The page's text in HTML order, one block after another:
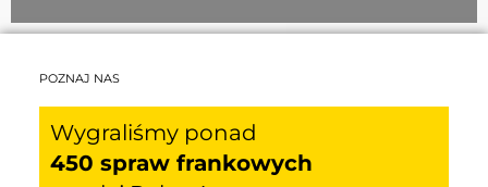
POZNAJ NAS
Wygraliśmy ponad
450 spraw frankowych